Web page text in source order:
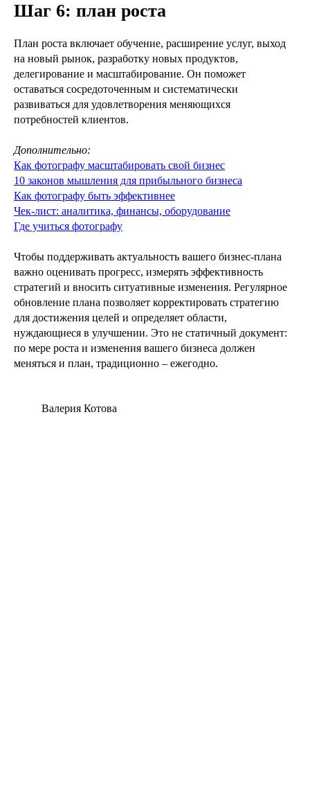
Шаг 6: план роста
План роста включает обучение, расширение услуг, выход
на новый рынок, разработку новых продуктов,
делегирование и масштабирование. Он поможет
оставаться сосредоточенным и систематически
развиваться для удовлетворения меняющихся
потребностей клиентов.
Дополнительно:
Как фотографу масштабировать свой бизнес
10 законов мышления для прибыльного бизнеса
Как фотографу быть эффективнее
Чек-лист: аналитика, финансы, оборудование
Где учиться фотографу
Чтобы поддерживать актуальность вашего бизнес-плана
важно оценивать прогресс, измерять эффективность
стратегий и вносить ситуативные изменения. Регулярное
обновление плана позволяет корректировать стратегию
для достижения целей и определяет области,
нуждающиеся в улучшении. Это не статичный документ:
по мере роста и изменения вашего бизнеса должен
меняться и план, традиционно – ежегодно.
Валерия Котова